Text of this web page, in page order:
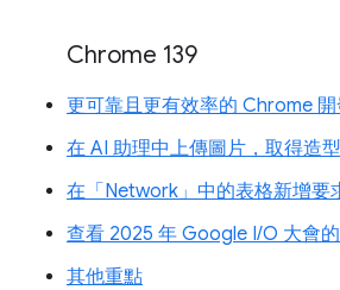
Chrome 139
更可靠且更有效率的 Chrome
在 AI 助理中上傳圖片，取得造
在「Network」中的表格新增要
查看 2025 年 Google I/O 大會
其他重點